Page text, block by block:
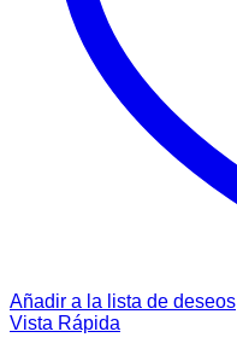
Añadir a la lista de deseos
Vista Rápida